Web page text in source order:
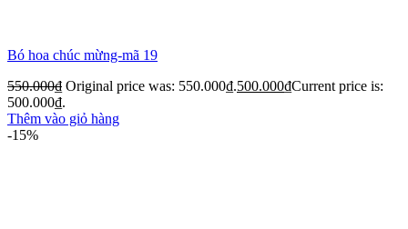
Bó hoa chúc mừng-mã 19
550.000₫ Original price was: 550.000₫.500.000₫Current price is:
500.000₫.
Thêm vào giỏ hàng
-15%